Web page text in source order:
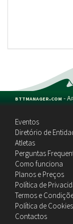
bttmanager.com -
Eventos
Diretório de
Atletas
Perguntas
Como funciona
Planos e Preços
Política de
Termos e
Política de Cookies
Contactos